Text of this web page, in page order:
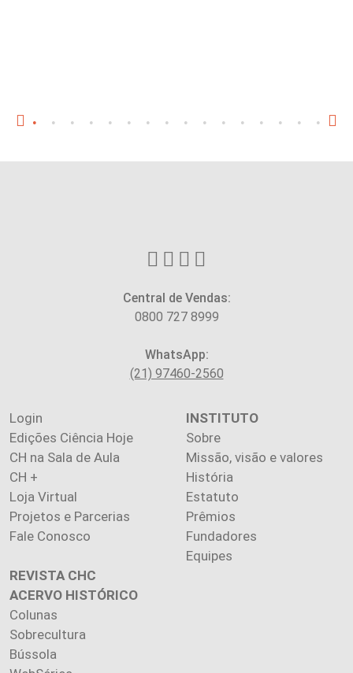
Central de Vendas:
0800 727 8999
WhatsApp:
(21) 97460-2560
Login
Edições Ciência Hoje
CH na Sala de Aula
CH +
Loja Virtual
Projetos e Parcerias
Fale Conosco
INSTITUTO
Sobre
Missão, visão e valores
História
Estatuto
Prêmios
Fundadores
Equipes
REVISTA CHC
ACERVO HISTÓRICO
Colunas
Sobrecultura
Bússola